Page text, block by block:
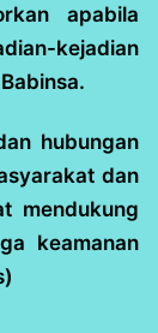
apabila
kejadian
hubungan
dan
mendukung
keamanan